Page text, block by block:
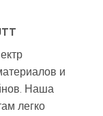
и
Наша
легко